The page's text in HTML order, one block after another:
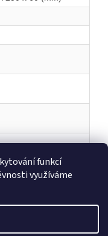
funkcí
využíváme